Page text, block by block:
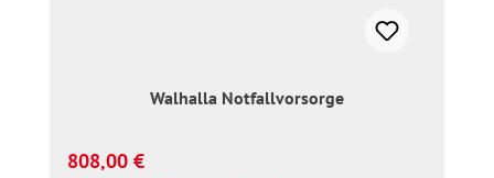
Walhalla Notfallvorsorge
Regulärer Preis:
808,00 €